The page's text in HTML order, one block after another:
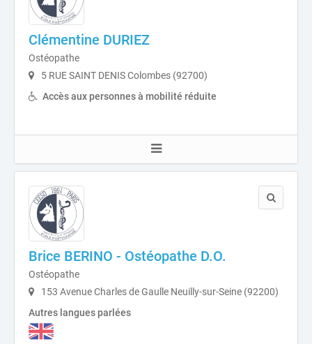
Clémentine DURIEZ
Ostéopathe
5 RUE SAINT DENIS Colombes (92700)
Accès aux personnes à mobilité réduite
Brice BERINO - Ostéopathe D.O.
Ostéopathe
153 Avenue Charles de Gaulle Neuilly-sur-Seine (92200)
Autres langues parlées